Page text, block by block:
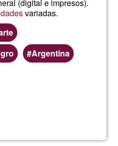
(digital e impresos).
variadas.
Argentina